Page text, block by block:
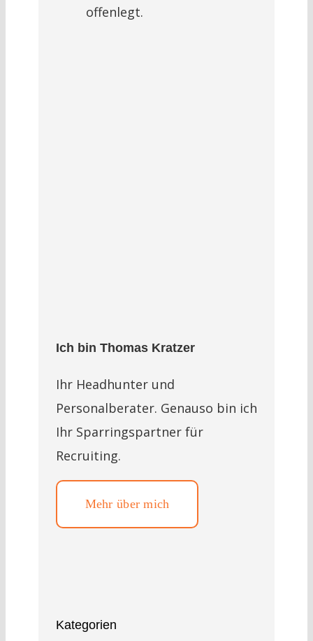
offenlegt.
Ich bin Thomas Kratzer
Ihr Headhunter und
Personalberater. Genauso bin ich
Ihr Sparringspartner für
Recruiting.
Mehr über mich
Kategorien